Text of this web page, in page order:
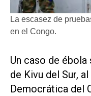
La escasez de
en el Congo.
Un caso de
de Kivu del Sur,
Democrática del